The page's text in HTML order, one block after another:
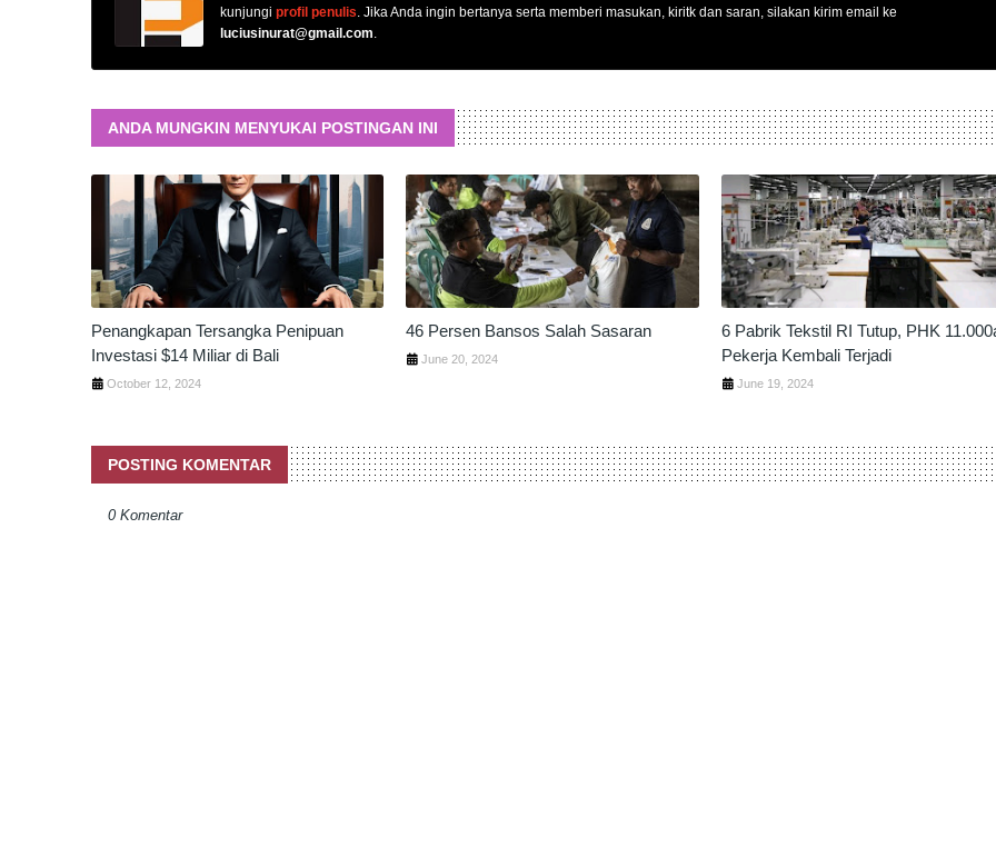
kunjungi profil penulis. Jika Anda ingin bertanya serta memberi masukan, kiritk dan saran, silakan kirim email ke
luciusinurat@gmail.com.
ANDA MUNGKIN MENYUKAI POSTINGAN INI
Penangkapan Tersangka Penipuan
Investasi $14 Miliar di Bali
October 12, 2024
46 Persen Bansos Salah Sasaran
June 20, 2024
6 Pabrik Tekstil RI Tutup, PHK
Pekerja Kembali Terjadi
June 19, 2024
POSTING KOMENTAR
0 Komentar